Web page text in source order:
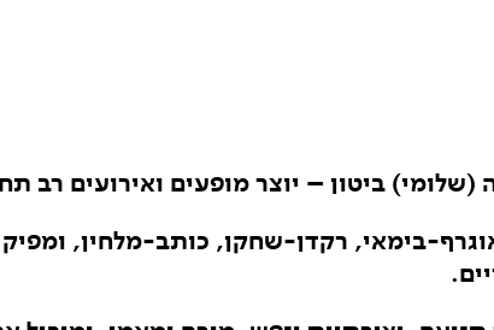
ביטון – יוצר מופעים ואירועים רב
בימאי, רקדן-שחקן, כותב-מלחין, ומפיק